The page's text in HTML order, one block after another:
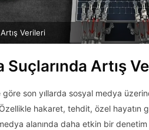
Verileri
Suçlarında Artış
göre son yıllarda sosyal medya
Özellikle hakaret, tehdit, özel
alanında daha etkin bir